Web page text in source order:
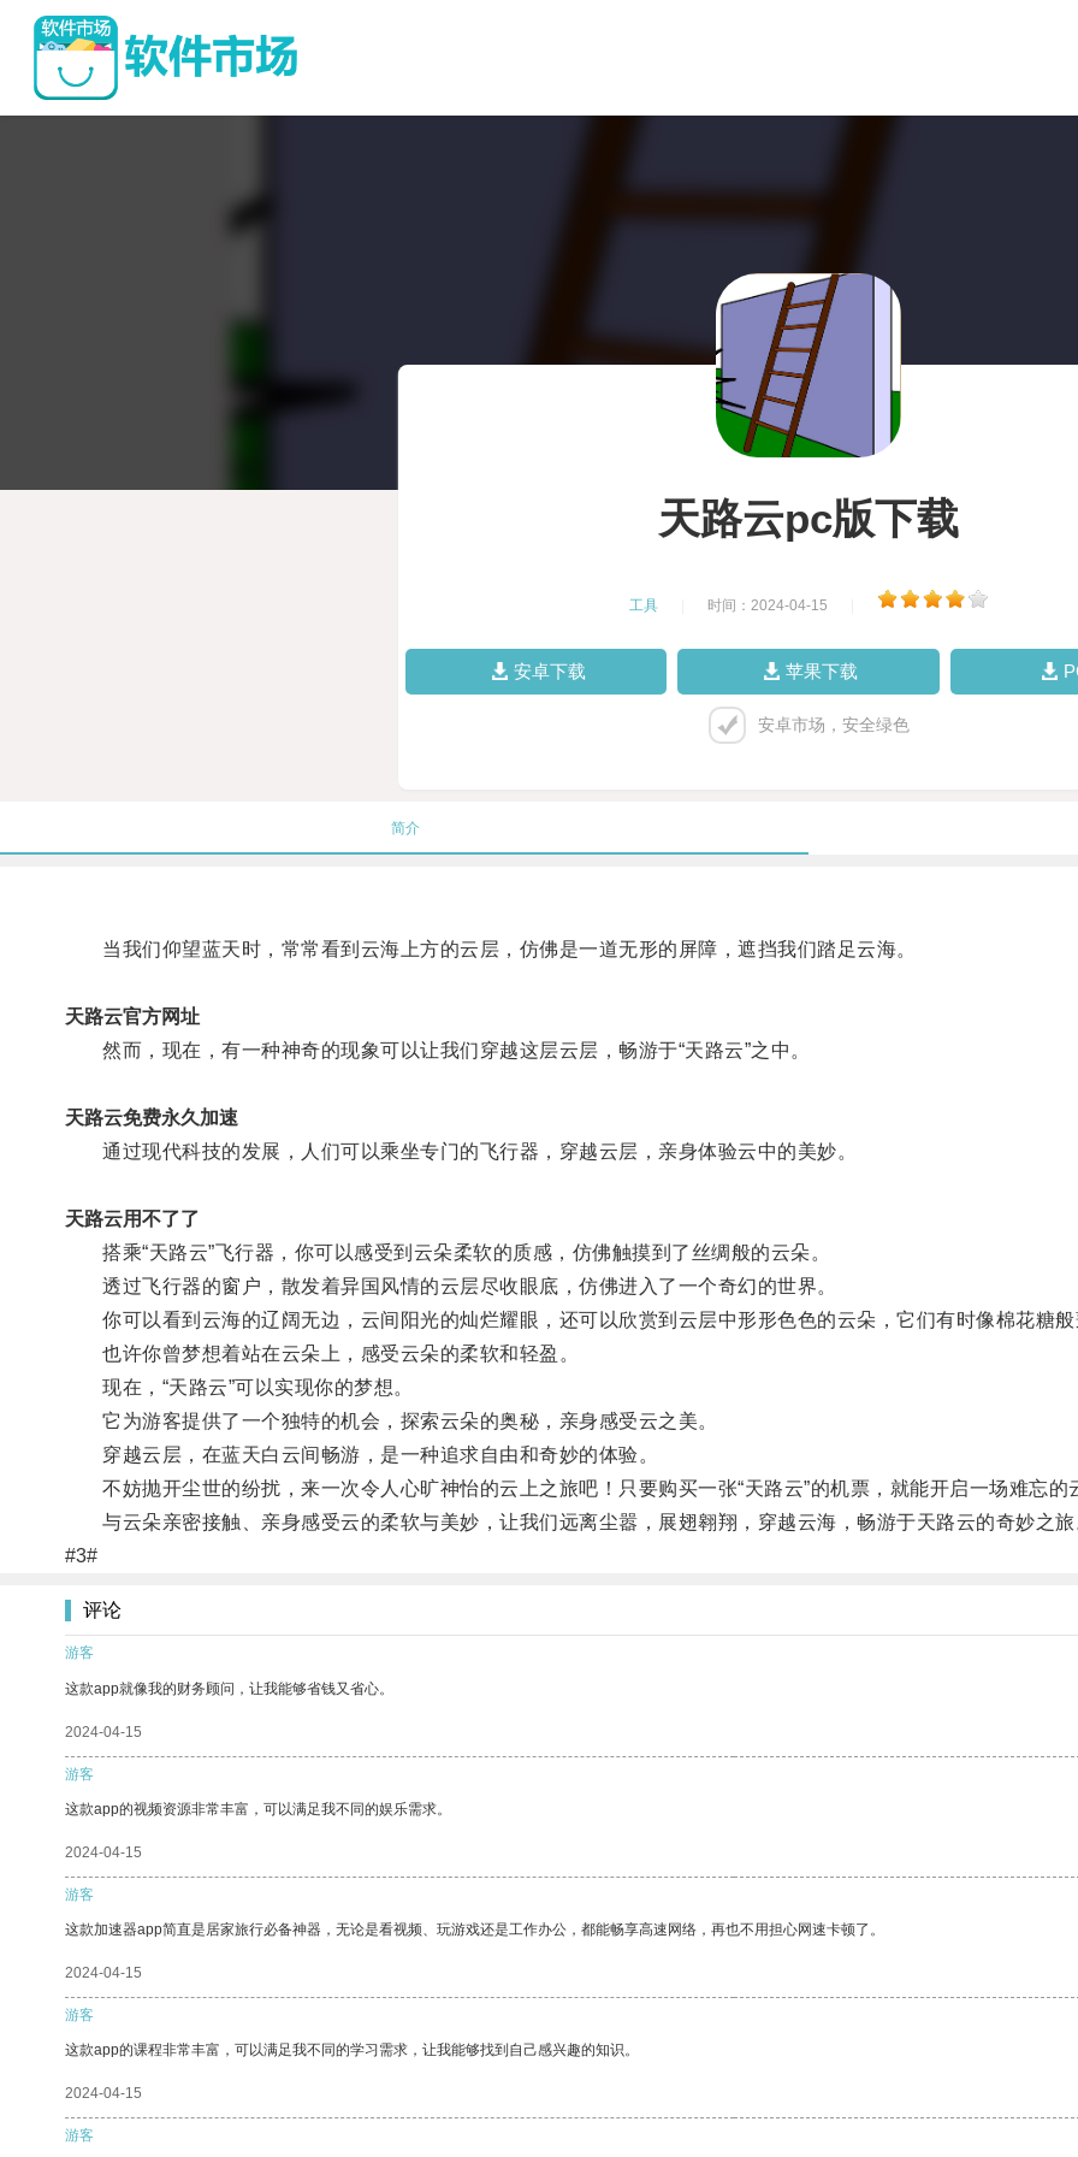
天路云pc版下载
工具 时间：2024-04-15
安卓下载 苹果下载
安卓市场，安全绿色
简介
当我们仰望蓝天时，常常看到云海上方的云层，仿佛是一道无形的屏障，遮挡我们踏足云海。
天路云官方网址
然而，现在，有一种神奇的现象可以让我们穿越这层云层，畅游于“天路云”之中。
天路云免费永久加速
通过现代科技的发展，人们可以乘坐专门的飞行器，穿越云层，亲身体验云中的美妙。
天路云用不了了
搭乘“天路云”飞行器，你可以感受到云朵柔软的质感，仿佛触摸到了丝绸般的云朵。
透过飞行器的窗户，散发着异国风情的云层尽收眼底，仿佛进入了一个奇幻的世界。
你可以看到云海的辽阔无边，云间阳光的灿烂耀眼，还可以欣赏到云层中形形色色的云朵，它们有时像棉花糖般
也许你曾梦想着站在云朵上，感受云朵的柔软和轻盈。
现在，“天路云”可以实现你的梦想。
它为游客提供了一个独特的机会，探索云朵的奥秘，亲身感受云之美。
穿越云层，在蓝天白云间畅游，是一种追求自由和奇妙的体验。
不妨抛开尘世的纷扰，来一次令人心旷神怡的云上之旅吧！只要购买一张“天路云”的机票，就能开启一场难忘的
与云朵亲密接触、亲身感受云的柔软与美妙，让我们远离尘嚣，展翅翱翔，穿越云海，畅游于天路云的奇妙之旅
#3#
评论
游客
这款app就像我的财务顾问，让我能够省钱又省心。
2024-04-15
游客
这款app的视频资源非常丰富，可以满足我不同的娱乐需求。
2024-04-15
游客
这款加速器app简直是居家旅行必备神器，无论是看视频、玩游戏还是工作办公，都能畅享高速网络，再也不用担心网速卡顿了。
2024-04-15
游客
这款app的课程非常丰富，可以满足我不同的学习需求，让我能够找到自己感兴趣的知识。
2024-04-15
游客